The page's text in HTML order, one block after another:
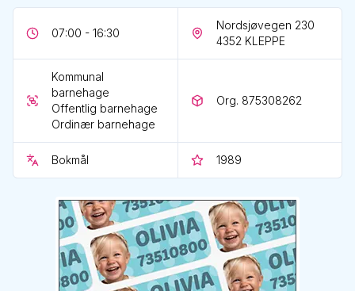
07:00 - 16:30
Nordsjøvegen 230
4352 KLEPPE
Kommunal
barnehage
Offentlig barnehage
Ordinær barnehage
Org. 875308262
Bokmål 1989